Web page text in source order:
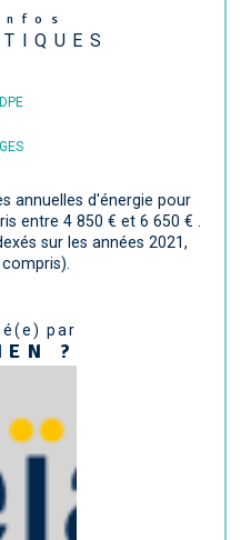
annuelles d'énergie pour
entre 4 850 € et 6 650 € .
sur les années 2021,
par
?